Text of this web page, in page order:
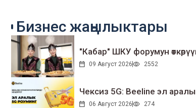
Бизнес жаңылыктары
"Кабар" ШКУ форумун
09 Август 2026 2552
Чексиз 5G: Beeline эл
06 Август 2026 274